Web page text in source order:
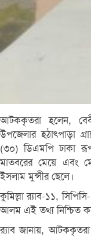
আটককৃতরা হলেন,
উপজেলার হঠাৎপাড়া
(৩০) ডিএমপি ঢাকা
মাতবরের মেয়ে
ইসলাম মুন্সীর ছেলে।
কুমিল্লা র‌্যাব-১১,
আলম এই তথ্য নিশ্চিত
র‌্যাব জানায়, আটককৃতরা